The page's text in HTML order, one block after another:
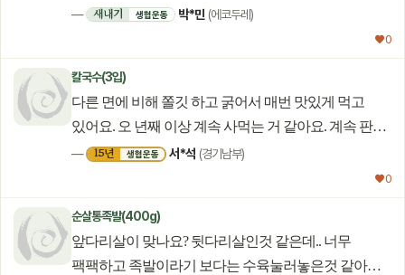
먹어요.ㅎㅎ
— 새내기 생협운동 박*민 (에코두레)
♥ 0
칼국수(3입)
다른 면에 비해 쫄깃 하고 굵어서 매번 맛있게 먹고
있어요. 오 년째 이상 계속 사먹는 거 같아요. 계속 판매
해 주세요.
— 15년 생협운동 서*석 (경기남부)
♥ 0
순살통족발(400g)
앞다리살이 맞나요? 뒷다리살인것 같은데.. 너무
팩팩하고 족발이라기 보다는 수육눌러놓은것 같아요.